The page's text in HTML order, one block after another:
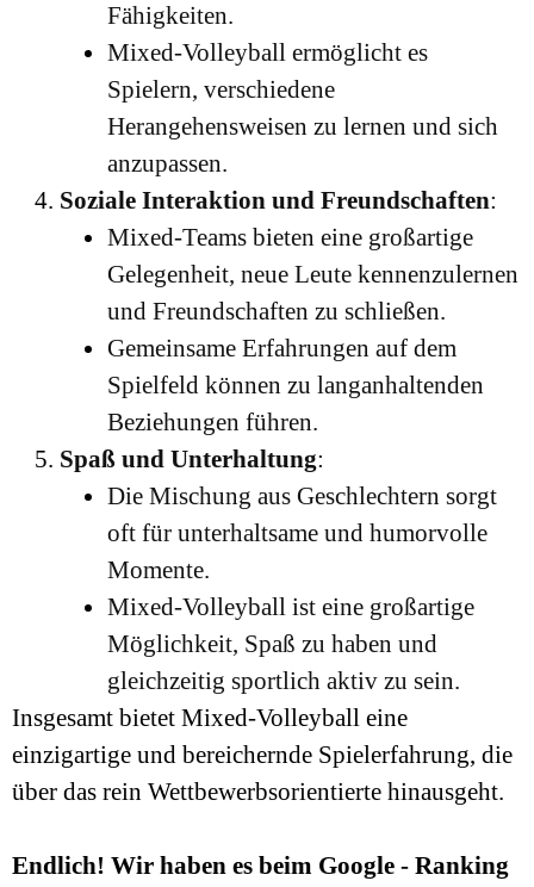
Fähigkeiten.
Mixed-Volleyball ermöglicht es
Spielern, verschiedene
Herangehensweisen zu lernen und sich
anzupassen.
Soziale Interaktion und Freundschaften:
Mixed-Teams bieten eine großartige
Gelegenheit, neue Leute kennenzulernen
und Freundschaften zu schließen.
Gemeinsame Erfahrungen auf dem
Spielfeld können zu langanhaltenden
Beziehungen führen.
Spaß und Unterhaltung:
Die Mischung aus Geschlechtern sorgt
oft für unterhaltsame und humorvolle
Momente.
Mixed-Volleyball ist eine großartige
Möglichkeit, Spaß zu haben und
gleichzeitig sportlich aktiv zu sein.
Insgesamt bietet Mixed-Volleyball eine
einzigartige und bereichernde Spielerfahrung, die
über das rein Wettbewerbsorientierte hinausgeht.
Endlich! Wir haben es beim Google - Ranking